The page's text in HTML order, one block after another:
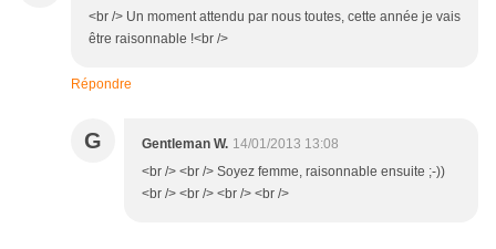
<br /> Un moment attendu par nous toutes, cette année je vais
être raisonnable !<br />
Répondre
G Gentleman W. 14/01/2013 13:08
<br /> <br /> Soyez femme, raisonnable ensuite ;-))
<br /> <br /> <br /> <br />